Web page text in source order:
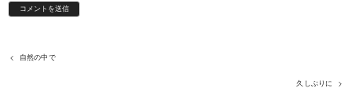
自然の中で
久しぶりに